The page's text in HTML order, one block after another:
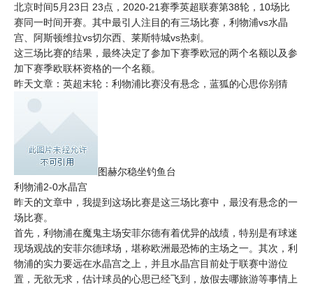
北京时间5月23日 23点，2020-21赛季英超联赛第38轮，10场比
赛同一时间开赛。其中最引人注目的有三场比赛， 利物浦vs水晶
宫、阿斯顿维拉vs切尔西、莱斯特城vs热刺 。
这三场比赛的结果，最终决定了参加下赛季欧冠的两个名额以及参
加下赛季欧联杯资格的一个名额。
昨天文章：英超末轮：利物浦比赛没有悬念，蓝狐的心思你别猜
图赫尔稳坐钓鱼台
利物浦2-0水晶宫
昨天的文章中，我提到这场比赛是这三场比赛中，最没有悬念的一
场比赛。
首先，利物浦在魔鬼主场安菲尔德有着优异的战绩，特别是有球迷
现场观战的安菲尔德球场，堪称欧洲最恐怖的主场之一。其次，利
物浦的实力要远在水晶宫之上，并且水晶宫目前处于联赛中游位
置，无欲无求，估计球员的心思已经飞到，放假去哪旅游等事情上